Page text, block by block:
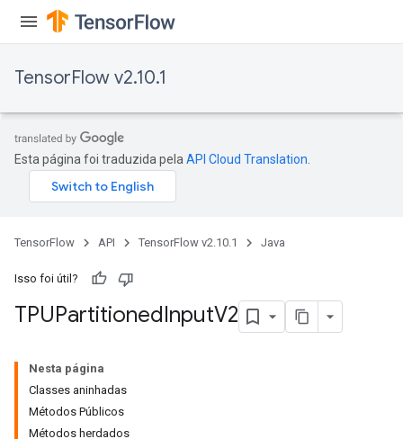
TensorFlow v2.10.1
Esta página foi traduzida pela API Cloud Translation
TensorFlow API TensorFlow v2.10.1 Java
Isso foi útil?
TPUPartitionedInputV2
Nesta página
Classes aninhadas
Métodos Públicos
Métodos herdados